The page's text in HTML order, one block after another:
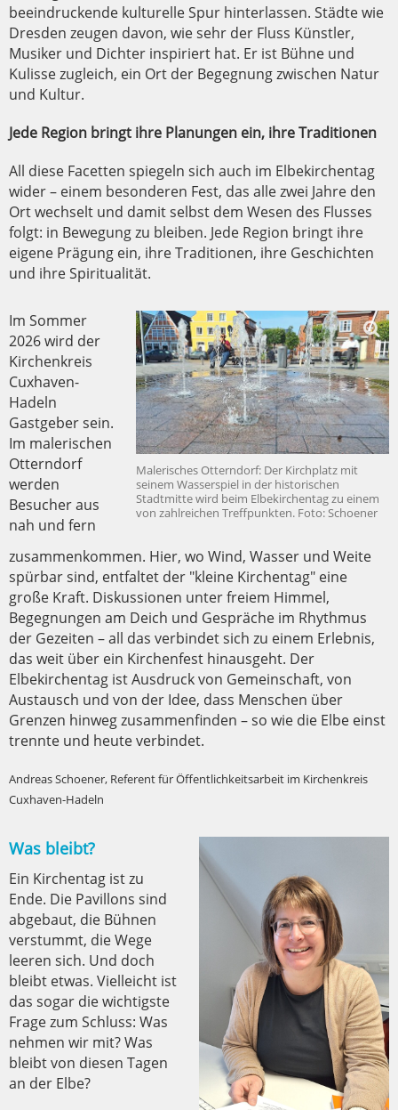
beeindruckende kulturelle Spur hinterlassen. Städte wie
Dresden zeugen davon, wie sehr der Fluss Künstler,
Musiker und Dichter inspiriert hat. Er ist Bühne und
Kulisse zugleich, ein Ort der Begegnung zwischen Natur
und Kultur.
Jede Region bringt ihre Planungen ein, ihre Traditionen
All diese Facetten spiegeln sich auch im Elbekirchentag
wider – einem besonderen Fest, das alle zwei Jahre den
Ort wechselt und damit selbst dem Wesen des Flusses
folgt: in Bewegung zu bleiben. Jede Region bringt ihre
eigene Prägung ein, ihre Traditionen, ihre Geschichten
und ihre Spiritualität.
Malerisches Otterndorf: Der Kirchplatz mit
seinem Wasserspiel in der historischen
Stadtmitte wird beim Elbekirchentag zu einem
von zahlreichen Treffpunkten. Foto: Schoener
Im Sommer
2026 wird der
Kirchenkreis
Cuxhaven-
Hadeln
Gastgeber sein.
Im malerischen
Otterndorf
werden
Besucher aus
nah und fern
zusammenkommen. Hier, wo Wind, Wasser und Weite
spürbar sind, entfaltet der "kleine Kirchentag" eine
große Kraft. Diskussionen unter freiem Himmel,
Begegnungen am Deich und Gespräche im Rhythmus
der Gezeiten – all das verbindet sich zu einem Erlebnis,
das weit über ein Kirchenfest hinausgeht. Der
Elbekirchentag ist Ausdruck von Gemeinschaft, von
Austausch und von der Idee, dass Menschen über
Grenzen hinweg zusammenfinden – so wie die Elbe einst
trennte und heute verbindet.
Andreas Schoener, Referent für Öffentlichkeitsarbeit im Kirchenkreis
Cuxhaven-Hadeln
Was bleibt?
Ein Kirchentag ist zu
Ende. Die Pavillons sind
abgebaut, die Bühnen
verstummt, die Wege
leeren sich. Und doch
bleibt etwas. Vielleicht ist
das sogar die wichtigste
Frage zum Schluss: Was
nehmen wir mit? Was
bleibt von diesen Tagen
an der Elbe?